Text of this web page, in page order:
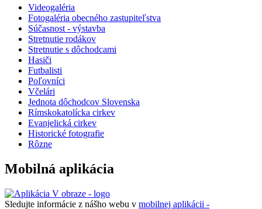
Videogaléria
Fotogaléria obecného zastupiteľstva
Súčasnost - výstavba
Stretnutie rodákov
Stretnutie s dôchodcami
Hasiči
Futbalisti
Poľovníci
Včelári
Jednota dôchodcov Slovenska
Rímskokatolícka cirkev
Evanjelická cirkev
Historické fotografie
Rôzne
Mobilná aplikácia
Sledujte informácie z nášho webu v mobilnej aplikácii -